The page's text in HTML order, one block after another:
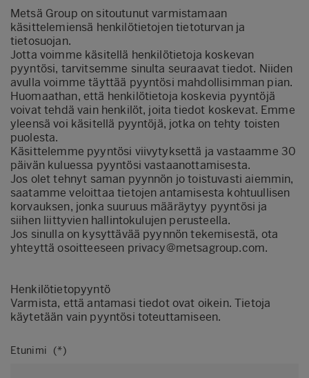
Metsä Group on sitoutunut varmistamaan
käsittelemiensä henkilötietojen tietoturvan ja
tietosuojan.
Jotta voimme käsitellä henkilötietoja koskevan
pyyntösi, tarvitsemme sinulta seuraavat tiedot. Niiden
avulla voimme täyttää pyyntösi mahdollisimman pian.
Huomaathan, että henkilötietoja koskevia pyyntöjä
voivat tehdä vain henkilöt, joita tiedot koskevat. Emme
yleensä voi käsitellä pyyntöjä, jotka on tehty toisten
puolesta.
Käsittelemme pyyntösi viivytyksettä ja vastaamme 30
päivän kuluessa pyyntösi vastaanottamisesta.
Jos olet tehnyt saman pyynnön jo toistuvasti aiemmin,
saatamme veloittaa tietojen antamisesta kohtuullisen
korvauksen, jonka suuruus määräytyy pyyntösi ja
siihen liittyvien hallintokulujen perusteella.
Jos sinulla on kysyttävää pyynnön tekemisestä, ota
yhteyttä osoitteeseen privacy@metsagroup.com.
Henkilötietopyyntö
Varmista, että antamasi tiedot ovat oikein. Tietoja
käytetään vain pyyntösi toteuttamiseen.
Etunimi